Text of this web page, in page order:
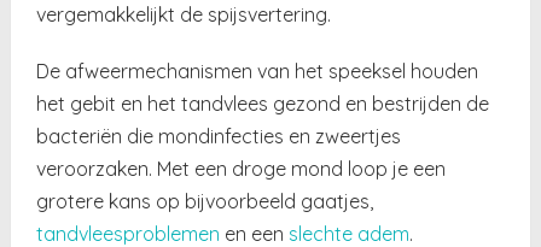
vergemakkelijkt de spijsvertering.
De afweermechanismen van het speeksel houden
het gebit en het tandvlees gezond en bestrijden de
bacteriën die mondinfecties en zweertjes
veroorzaken. Met een droge mond loop je een
grotere kans op bijvoorbeeld gaatjes,
tandvleesproblemen en een slechte adem.